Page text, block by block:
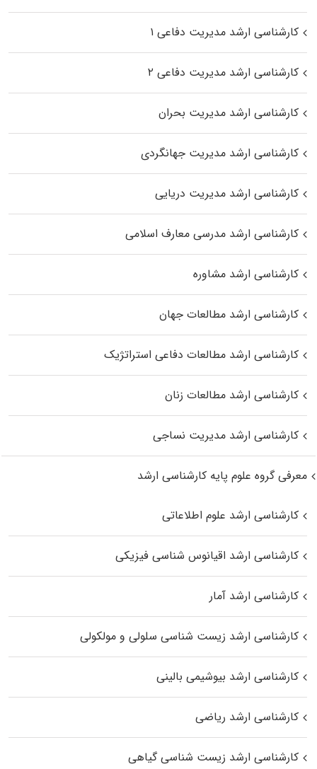
کارشناسی ارشد مدیریت دفاعی ۱
کارشناسی ارشد مدیریت دفاعی ۲
کارشناسی ارشد مدیریت بحران
کارشناسی ارشد مدیریت جهانگردی
کارشناسی ارشد مدیریت دریایی
کارشناسی ارشد مدرسی معارف اسلامی
کارشناسی ارشد مشاوره
کارشناسی ارشد مطالعات جهان
کارشناسی ارشد مطالعات دفاعی استراتژیک
کارشناسی ارشد مطالعات زنان
کارشناسی ارشد مدیریت نساجی
معرفی گروه علوم پایه کارشناسی ارشد
کارشناسی ارشد علوم اطلاعاتی
کارشناسی ارشد اقیانوس‌ شناسی فیزیکی
کارشناسی ارشد آمار
کارشناسی ارشد زیست شناسی سلولی و مولکولی
کارشناسی ارشد بیوشیمی بالینی
کارشناسی ارشد ریاضی
کارشناسی ارشد زیست‌ شناسی گیاهی